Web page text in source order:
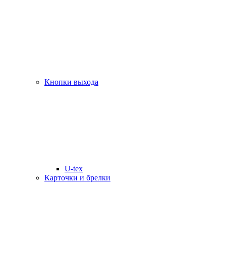
Кнопки выхода
U-tex
Карточки и брелки